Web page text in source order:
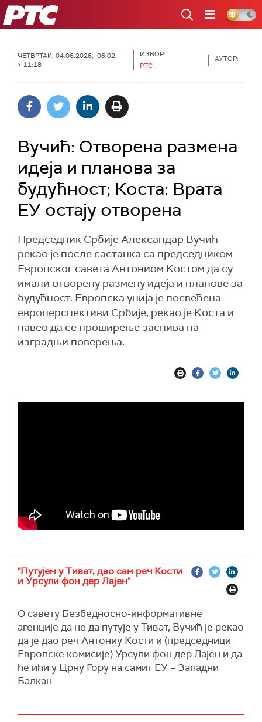
РТС
ЧЕТВРТАК, 04.06.2026, 06:02 -
> 11:18
ИЗВОР:
РТС
АУТОР:
Вучић: Отворена размена
идеја и планова за
будућност; Коста: Врата
ЕУ остају отворена
Председник Србије Александар Вучић
рекао је после састанка са председником
Европског савета Антониом Костом да су
имали отворену размену идеја и планове за
будућност. Европска унија је посвећена
европерспективи Србије, рекао је Коста и
навео да се проширење заснива на
изградњи поверења.
"Путујем у Тиват, дао сам реч Кости
и Урсули фон дер Лајен"
О савету Безбедносно-информативне
агенције да не да путује у Тиват, Вучић је рекао
да је дао реч Антониу Кости и (председници
Европске комисије) Урсули фон дер Лајен и да
ће ићи у Црну Гору на самит ЕУ – Западни
Балкан.